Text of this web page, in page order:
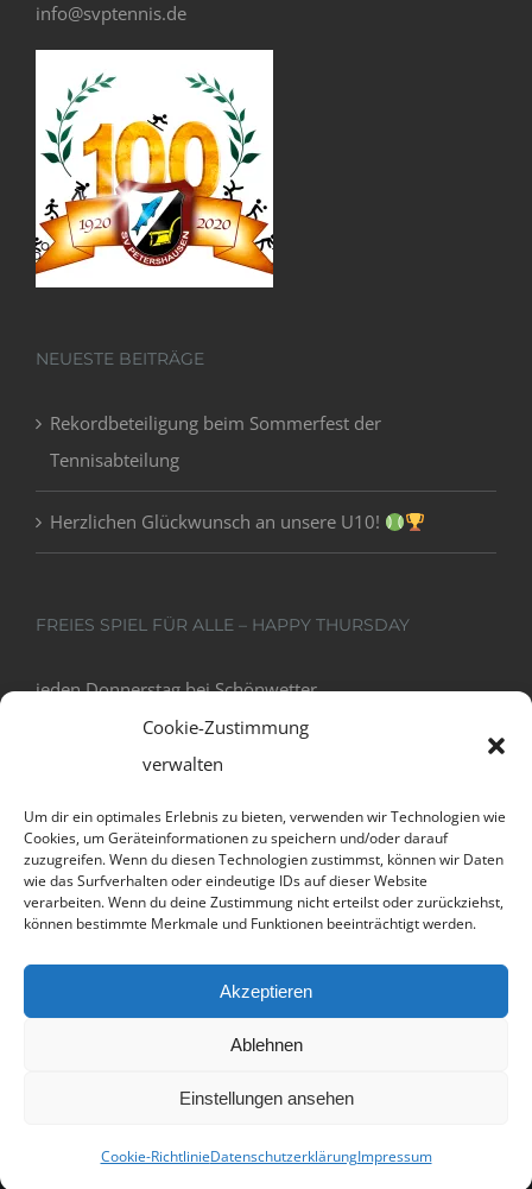
Cookie-Zustimmung
verwalten
Um dir ein optimales Erlebnis zu bieten, verwenden wir Technologien wie
Cookies, um Geräteinformationen zu speichern und/oder darauf
zuzugreifen. Wenn du diesen Technologien zustimmst, können wir Daten
wie das Surfverhalten oder eindeutige IDs auf dieser Website
verarbeiten. Wenn du deine Zustimmung nicht erteilst oder zurückziehst,
können bestimmte Merkmale und Funktionen beeinträchtigt werden.
Akzeptieren
Ablehnen
Einstellungen ansehen
Cookie-RichtlinieDatenschutzerklärungImpressum
info@svptennis.de
NEUESTE BEITRÄGE
Rekordbeteiligung beim Sommerfest der
Tennisabteilung
Herzlichen Glückwunsch an unsere U10!
FREIES SPIEL FÜR ALLE – HAPPY THURSDAY
jeden Donnerstag bei Schönwetter
18:00 - 20:00
| All Rights Reserved | Powered by
Datenschutz und Cookies: Diese Website verwendet Cookies. Wenn du
Cookie-Richtlinie